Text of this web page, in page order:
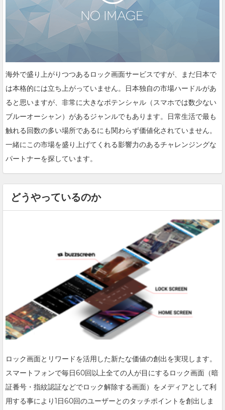
海外で盛り上がりつつあるロック画面サービスですが、まだ日本で
は本格的には立ち上がっていません。日本独自の市場ハードルがあ
ると思いますが、非常に大きなポテンシャル（スマホでは数少ない
ブルーオーシャン）があるジャンルでもあります。日常生活で最も
触れる回数の多い場所であるにも関わらず価値化されていません。
一緒にこの市場を盛り上げてくれる影響力のあるチャレンジングな
パートナーを探しています。
どうやっているのか
ロック画面とリワードを活用した新たな価値の創出を実現します。
スマートフォンで毎日60回以上全ての人が目にするロック画面（暗
証番号・指紋認証などでロック解除する画面）をメディアとして利
用する事により1日60回のユーザーとのタッチポイントを創出しま